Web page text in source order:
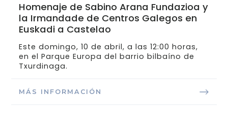
Homenaje de Sabino Arana Fundazioa y
la Irmandade de Centros Galegos en
Euskadi a Castelao
Este domingo, 10 de abril, a las 12:00 horas,
en el Parque Europa del barrio bilbaíno de
Txurdinaga.
MÁS INFORMACIÓN